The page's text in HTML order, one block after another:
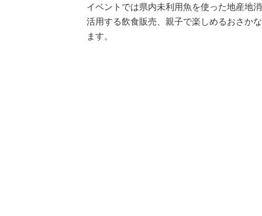
イベントでは県内未利用魚を使った地産地
活用する飲食販売、親子で楽しめるおさか
ます。